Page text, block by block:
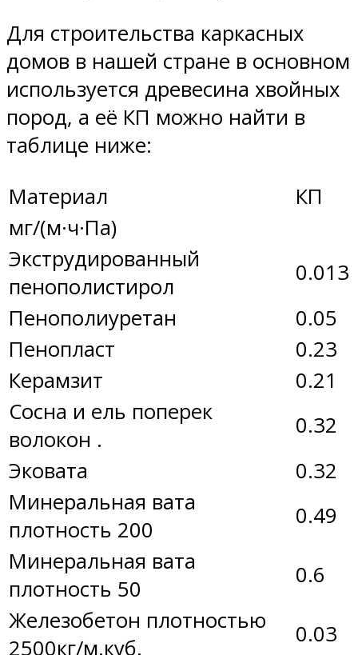
Для строительства каркасных
домов в нашей стране в основном
используется древесина хвойных
пород, а её КП можно найти в
таблице ниже:
Материал
КП
мг/(м·ч·Па)
Экструдированный
пенополистирол
0.013
Пенополиуретан
0.05
Пенопласт
0.23
Керамзит
0.21
Сосна и ель поперек
волокон .
0.32
Эковата
0.32
Минеральная вата
плотность 200
0.49
Минеральная вата
плотность 50
0.6
Железобетон плотностью
2500кг/м.куб.
0.03